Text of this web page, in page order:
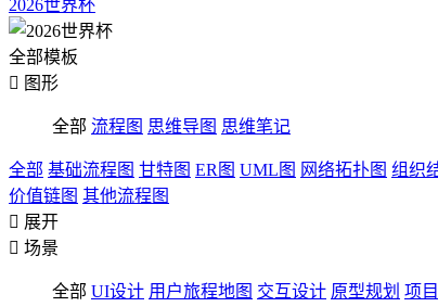
2026世界杯
全部模板
 图形
全部 流程图 思维导图 思维笔记
全部 基础流程图 甘特图 ER图 UML图 网络拓扑图 组织
价值链图 其他流程图
 展开
 场景
全部 UI设计 用户旅程地图 交互设计 原型规划 项